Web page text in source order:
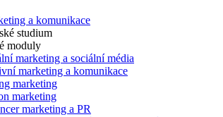
a komunikace
studium
moduly
marketing a sociální média
marketing a komunikace
marketing
marketing
marketing a PR